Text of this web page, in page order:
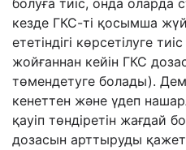
болуға тиіс, онда оларда
кезде ГКС-ті қосымша
ететіндігі көрсетілуге
жойғаннан кейін ГКС
төмендетуге болады).
кенеттен және үдеп
қауіп төндіретін жағдай
дозасын арттыруды қажет